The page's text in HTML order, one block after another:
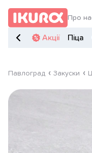
Про
Акції Піца
Павлоград Закуски